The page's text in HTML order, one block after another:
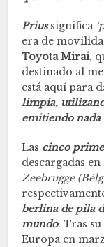
Priussignifica
era de
Toyota Mirai,
destinado al
está aquí para
limpia,
emitiendo nada
Las cinco
descargadas en
Zeebrugge
berlina de pila
mundo. Tras
Europa en